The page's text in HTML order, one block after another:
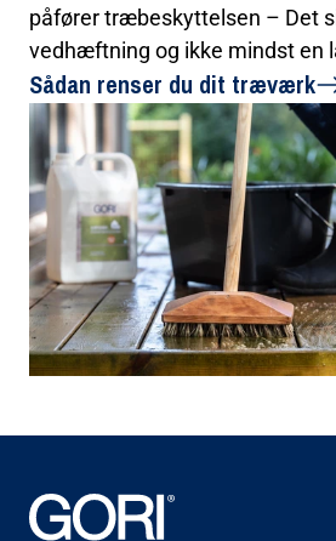
påfører træbeskyttelsen – Det
vedhæftning og ikke mindst en
Sådan renser du dit træværk